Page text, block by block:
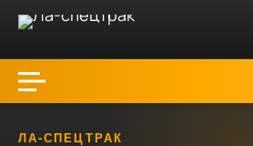
ЛА-СПЕЦТРАК